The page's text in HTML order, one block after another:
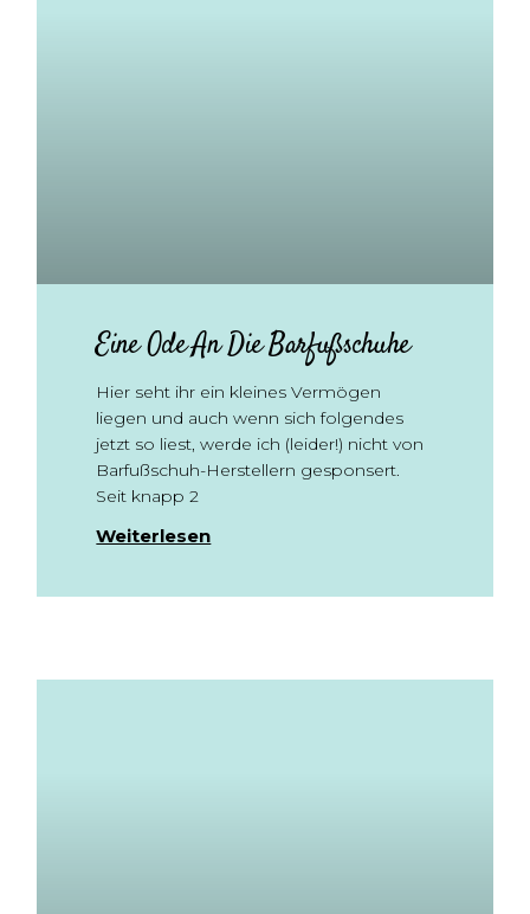
Eine Ode An Die Barfußschuhe
Hier seht ihr ein kleines Vermögen
liegen und auch wenn sich folgendes
jetzt so liest, werde ich (leider!) nicht von
Barfußschuh-Herstellern gesponsert.
Seit knapp 2
Weiterlesen